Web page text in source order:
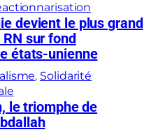
devient le plus grand
sur fond
états-unienne
, Solidarité
le triomphe de